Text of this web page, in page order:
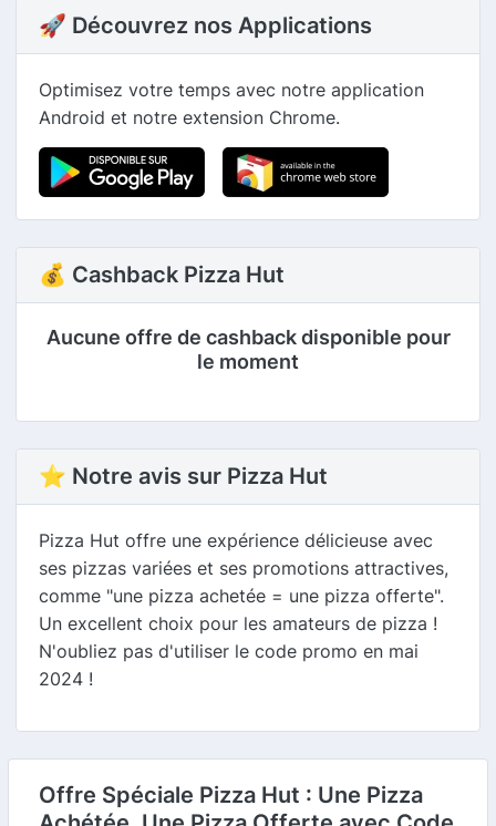
🚀 Découvrez nos Applications
Optimisez votre temps avec notre application
Android et notre extension Chrome.
💰 Cashback Pizza Hut
Aucune offre de cashback disponible pour
le moment
⭐ Notre avis sur Pizza Hut
Pizza Hut offre une expérience délicieuse avec
ses pizzas variées et ses promotions attractives,
comme "une pizza achetée = une pizza offerte".
Un excellent choix pour les amateurs de pizza !
N'oubliez pas d'utiliser le code promo en mai
2024 !
Offre Spéciale Pizza Hut : Une Pizza